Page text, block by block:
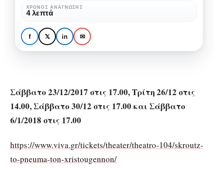
Αθήνα:
Θεατροπαιδαγωγικό
πρόγραμμα «$κρουτζ -Το
πνεύμα των
-Το
πνεύμα
των
Χριστουγέννων»
ΧΡΌΝΟΣ ΑΝΆΓΝΩΣΗΣ
4 λεπτά
f 𝕏 in ✉
Σάββατο 23/12/2017 στις 17.00, Τρίτη 26/12 στις
14.00, Σάββατο 30/12 στις 17.00 και Σάββατο
6/1/2018 στις 17.00
https://www.viva.gr/tickets/theater/theatro-104/skroutz-
to-pneuma-ton-xristougennon/